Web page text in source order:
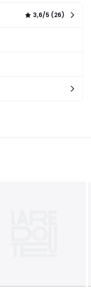
liste
3,6/5 (26)